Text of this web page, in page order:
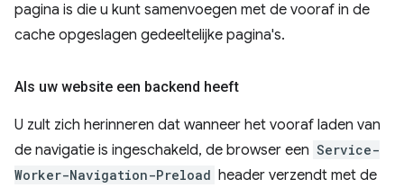
pagina is die u kunt samenvoegen met de vooraf in de
cache opgeslagen gedeeltelijke pagina's.
Als uw website een backend heeft
U zult zich herinneren dat wanneer het vooraf laden van
de navigatie is ingeschakeld, de browser een Service-
Worker-Navigation-Preload header verzendt met de